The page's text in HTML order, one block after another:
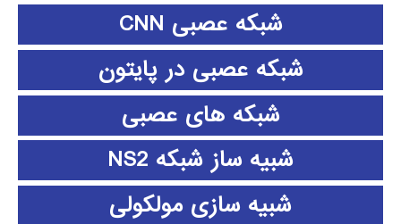
شبکه عصبی CNN
شبکه عصبی در پایتون
شبکه های عصبی
شبیه ساز شبکه NS2
شبیه سازی مولکولی